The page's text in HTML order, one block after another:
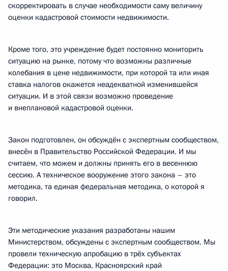
скорректировать в случае необходимости саму величину
оценки кадастровой стоимости недвижимости.
Кроме того, это учреждение будет постоянно мониторить
ситуацию на рынке, потому что возможны различные
колебания в цене недвижимости, при которой та или иная
ставка налогов окажется неадекватной изменившейся
ситуации. И в этой связи возможно проведение
и внеплановой кадастровой оценки.
Закон подготовлен, он обсуждён с экспертным сообществом,
внесён в Правительство Российской Федерации. И мы
считаем, что можем и должны принять его в весеннюю
сессию. А техническое вооружение этого закона – это
методика, та единая федеральная методика, о которой я
говорил.
Эти методические указания разработаны нашим
Министерством, обсуждены с экспертным сообществом. Мы
провели техническую апробацию в трёх субъектах
Федерации: это Москва, Красноярский край